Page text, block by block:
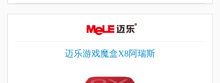
迈乐游戏魔盒X8阿瑞斯